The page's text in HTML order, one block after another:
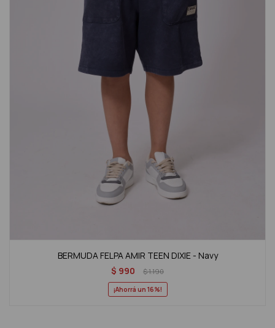
BERMUDA FELPA AMIR TEEN DIXIE - Navy
$ 990 $1.190
16